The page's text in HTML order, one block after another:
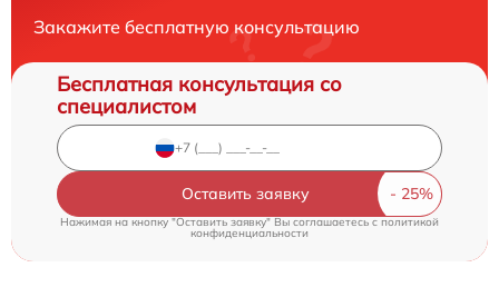
Закажите бесплатную консультацию
Бесплатная консультация со
специалистом
Оставить заявку
Нажимая на кнопку "Оставить заявку" Вы соглашаетесь cполитикой
конфиденциальности